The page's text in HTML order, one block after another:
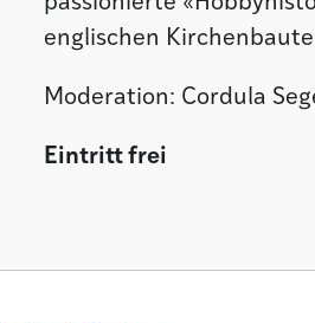
englischen
Moderation: Cordula
Eintritt frei